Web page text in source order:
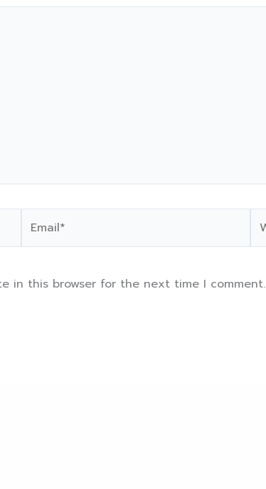
in this browser for the next time I comment.